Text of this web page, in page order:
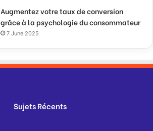
Augmentez votre taux de conversion
grâce à la psychologie du consommateur
7 June 2025
Sujets Récents